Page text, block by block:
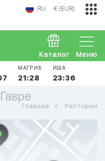
RU € (EUR)
Меню
Каталог
МАГРИБ
21:28
ИША
23:36
Главная Ресторан